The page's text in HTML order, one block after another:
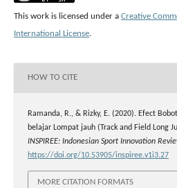
This work is licensed under a Creative
International License.
HOW TO CITE
Ramanda, R., & Rizky, E. (2020). Efect
belajar Lompat jauh (Track and Field Long
INSPIREE: Indonesian Sport Innovation
https://doi.org/10.53905/inspiree.v1i3.27
MORE CITATION FORMATS